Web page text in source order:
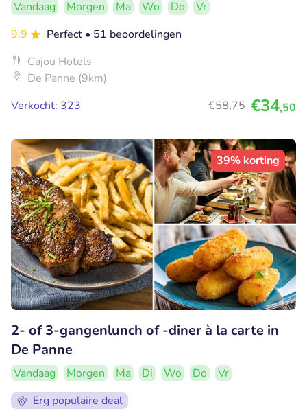
Vandaag Morgen Ma Wo Do
Vr
9.9
Perfect • 51 beoordelingen
Cajou Hotels
De Panne (9km)
Verkocht: 323
€58,75 €34,50
39% korting
2- of 3-gangenlunch of -diner à la carte in
De Panne
Vandaag Morgen Ma Di Wo Do
Vr
Erg populaire deal